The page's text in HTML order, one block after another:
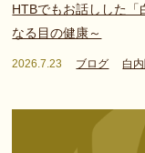
HTBでもお話しした「
なる目の健康～
2026.7.23 ブログ 白